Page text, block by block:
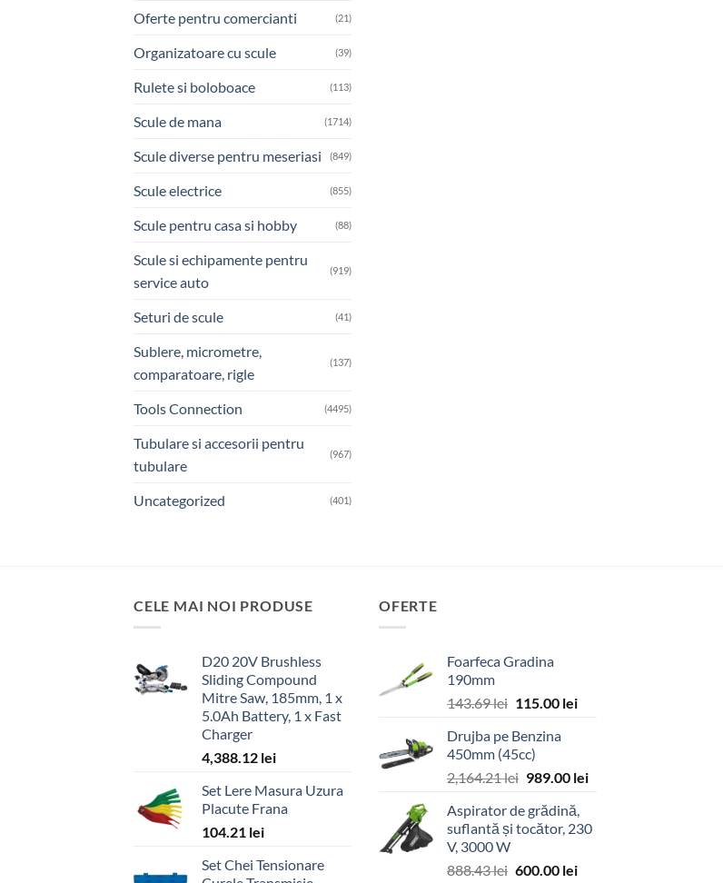
Oferte pentru comercianti (21)
Organizatoare cu scule (39)
Rulete si boloboace (113)
Scule de mana (1714)
Scule diverse pentru meseriasi (849)
Scule electrice (855)
Scule pentru casa si hobby (88)
Scule si echipamente pentru
service auto
(919)
Seturi de scule (41)
Sublere, micrometre,
comparatoare, rigle
(137)
Tools Connection (4495)
Tubulare si accesorii pentru
tubulare
(967)
Uncategorized (401)
CELE MAI NOI PRODUSE
D20 20V Brushless
Sliding Compound
Mitre Saw, 185mm, 1 x
5.0Ah Battery, 1 x Fast
Charger
4,388.12 lei
Set Lere Masura Uzura
Placute Frana
104.21 lei
Set Chei Tensionare
OFERTE
Foarfeca Gradina
190mm
143.69lei Prețul
a
fost:
143.69 lei.
115.00 leiPrețul
Drujba pe Benzina
450mm (45cc)
2,164.21lei Prețul
a
fost:
989.00 leiPrețul
989.00 lei.
Aspirator de grădină,
suflantă și tocător, 230
V, 3000 W
888.43lei Prețul
600.00 leiPrețul